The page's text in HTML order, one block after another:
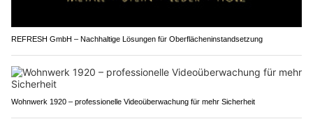
REFRESH GmbH – Nachhaltige Lösungen für Oberflächeninstandsetzung
Wohnwerk 1920 – professionelle Videoüberwachung für mehr Sicherheit